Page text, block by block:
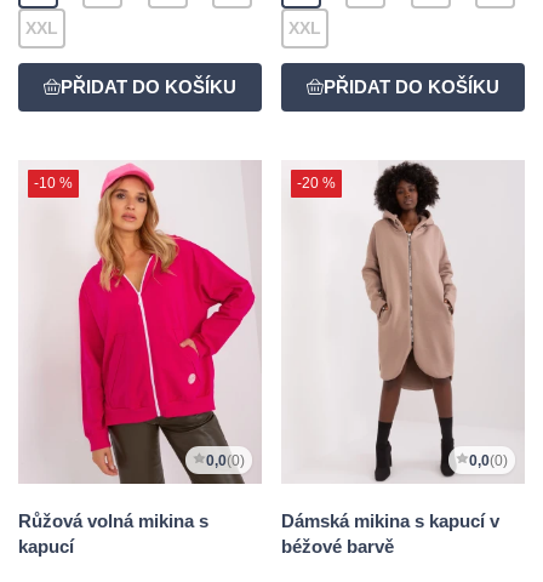
XXL XXL
-10 %
0,0(0)
Růžová volná mikina s
kapucí
-20 %
0,0(0)
Dámská mikina s kapucí v
béžové barvě